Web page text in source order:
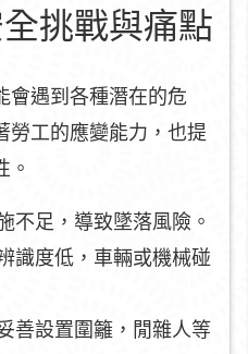
挑戰與痛點
會遇到各種潛在的危
勞工的應變能力，也提
。
不足，導致墜落風險。
識度低，車輛或機械碰
善設置圍籬，閒雜人等